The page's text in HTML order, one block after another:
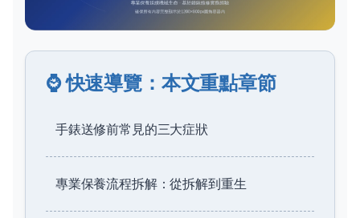
⌚ 快速導覽：本文重點章節
手錶送修前常見的三大症狀
專業保養流程拆解：從拆解到重生